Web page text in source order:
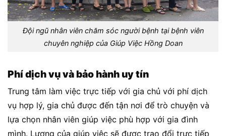
Đội ngũ nhân viên chăm sóc người bệnh tại bệnh viên
chuyên nghiệp của Giúp Việc Hồng Doan
Phí dịch vụ và bảo hành uy tín
Trung tâm làm việc trực tiếp với gia chủ với phí dịch
vụ hợp lý, gia chủ được đến tận nơi để trò chuyện và
lựa chọn nhân viên giúp việc phù hợp với gia đình
mình. Lương của giúp việc sẽ được trao đổi trực tiếp